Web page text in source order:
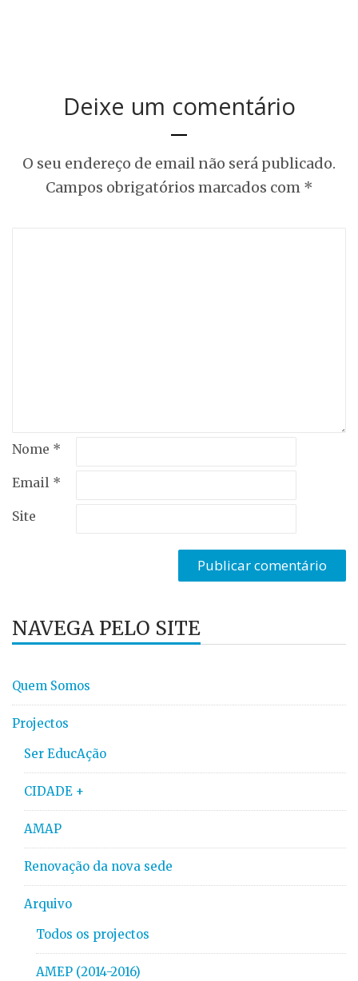
Deixe um comentário
O seu endereço de email não será publicado.
Campos obrigatórios marcados com *
Nome *
Email *
Site
NAVEGA PELO SITE
Quem Somos
Projectos
Ser EducAção
CIDADE +
AMAP
Renovação da nova sede
Arquivo
Todos os projectos
AMEP (2014-2016)